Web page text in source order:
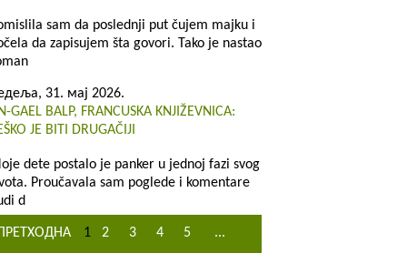
sam da poslednji put čujem majku i
da zapisujem šta govori. Tako je nastao
31. мај 2026.
GAEL BALP, FRANCUSKA KNJIŽEVNICA:
JE BITI DRUGAČIJI
dete postalo je panker u jednoj fazi svog
Proučavala sam poglede i komentare
d
ПРЕТХОДНА 1 2 3 4 5 ...